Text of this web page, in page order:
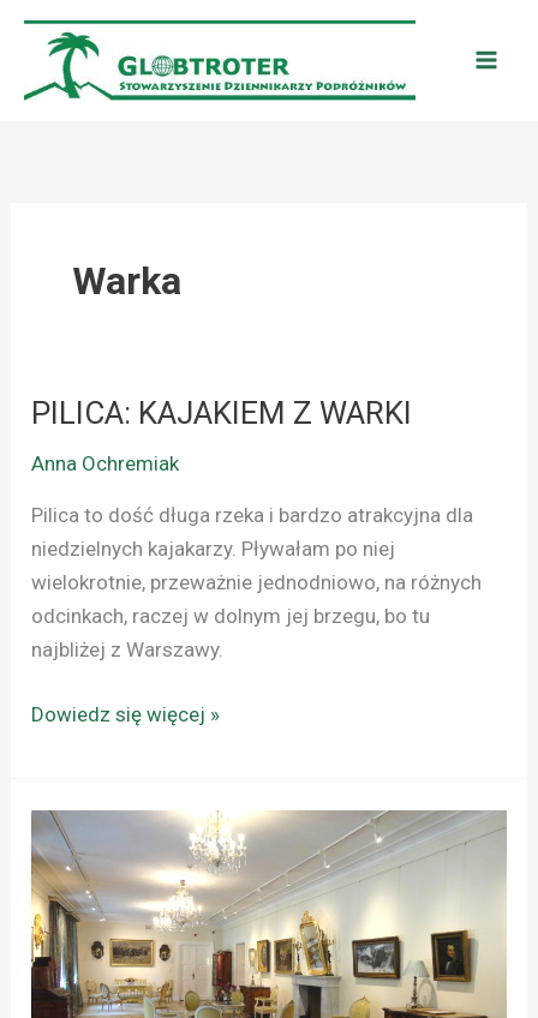
Przejdź
treści
Warka
PILICA: KAJAKIEM Z WARKI
Anna Ochremiak
Pilica to dość długa rzeka i bardzo atrakcyjna dla
niedzielnych kajakarzy. Pływałam po niej
wielokrotnie, przeważnie jednodniowo, na różnych
odcinkach, raczej w dolnym jej brzegu, bo tu
najbliżej z Warszawy.
PILICA:
Z
WARKI
Dowiedz się więcej »
WARKA:
MUZEUM
IM.
KAZIMIERZA
PUŁASKIEGO